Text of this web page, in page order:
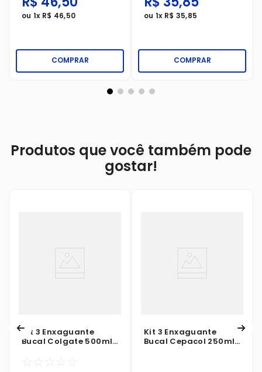
ou 1x R$ 46,50
COMPRAR
ou 1x R$ 35,85
COMPRAR
Produtos que você também pode
gostar!
Kit 3 Enxaguante
Bucal Colgate 500ml
Leve+Pague-
☆ ☆ ☆ ☆ ☆
Kit 3 Enxaguante
Bucal Cepacol 250ml